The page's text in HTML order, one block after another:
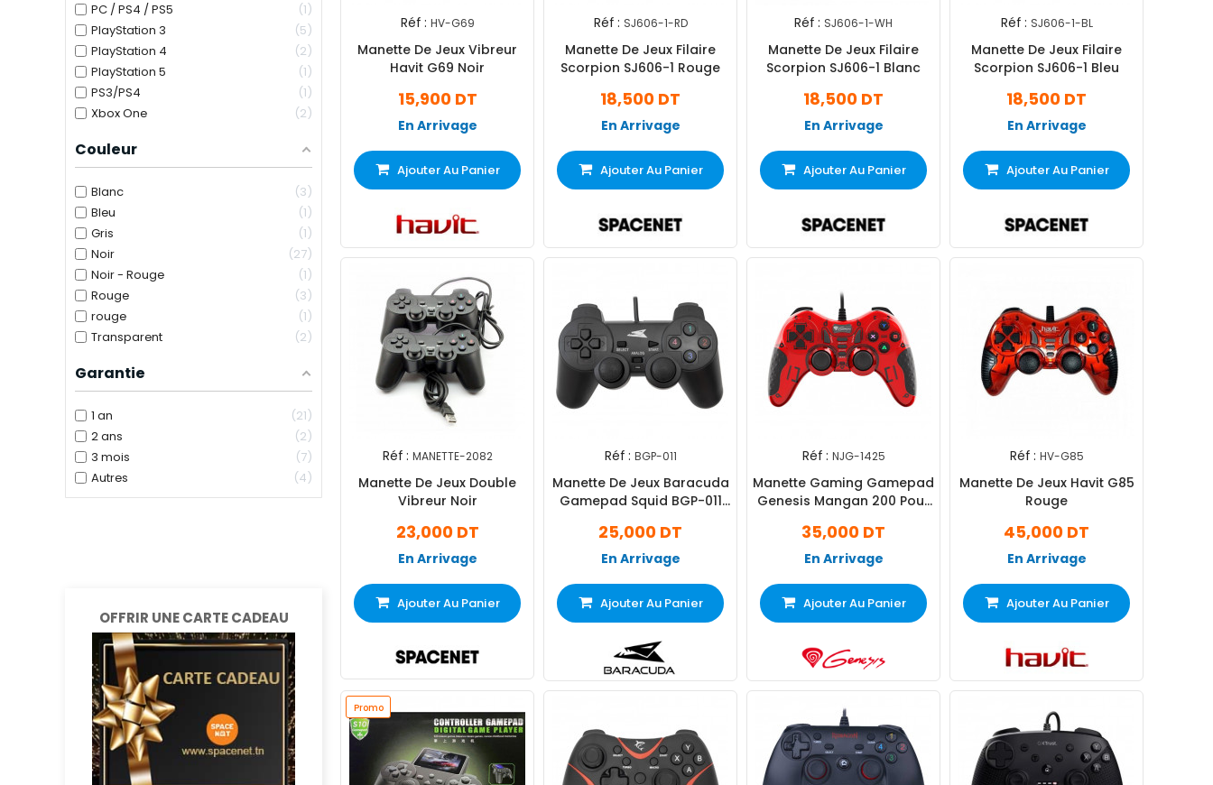
PC / PS4 / PS5
1
PlayStation 3
5
PlayStation 4
2
PlayStation 5
1
PS3/PS4
1
Xbox One
2
Couleur
Blanc
3
Bleu
1
Gris
1
Noir
27
Noir - Rouge
1
Rouge
3
rouge
1
Transparent
2
Garantie
1 an
21
2 ans
2
3 mois
7
Autres
4
OFFRIR UNE CARTE CADEAU
Réf : HV-G69
Manette De Jeux Vibreur
Havit G69 Noir
15,900 DT
En Arrivage
Ajouter Au Panier
Réf : SJ606-1-RD
Manette De Jeux Filaire
Scorpion SJ606-1 Rouge
18,500 DT
En Arrivage
Ajouter Au Panier
Réf : SJ606-1-WH
Manette De Jeux Filaire
Scorpion SJ606-1 Blanc
18,500 DT
En Arrivage
Ajouter Au Panier
Réf : SJ606-1-BL
Manette De Jeux Filaire
Scorpion SJ606-1 Bleu
18,500 DT
En Arrivage
Ajouter Au Panier
Réf : MANETTE-2082
Manette De Jeux Double
Vibreur Noir
23,000 DT
En Arrivage
Ajouter Au Panier
Réf : BGP-011
Manette De Jeux Baracuda
Gamepad Squid BGP-011
25,000 DT
En Arrivage
Ajouter Au Panier
Réf : NJG-1425
Manette Gaming Gamepad
Genesis Mangan 200 Pour
35,000 DT
En Arrivage
Ajouter Au Panier
Réf : HV-G85
Manette De Jeux Havit G85
Rouge
45,000 DT
En Arrivage
Ajouter Au Panier
Promo